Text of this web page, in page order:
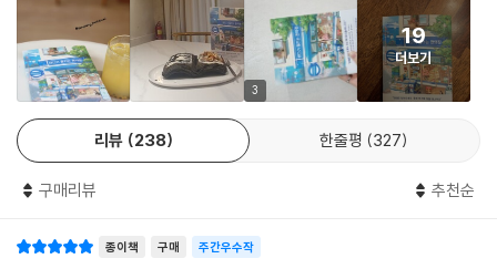
“곤란한 일은 뭐든 처리해 드립니다”
있을 것 같지만 없는, 없을 것 같지만 있는
친숙한 장소와 친근한 사람들
『바다가 들리는 편의점』의 가장 큰 매력은 이야기를 이끌어가는 인물들이
다. 마치다 소노코는 우리 주변의 인물들에게 숨을 불어넣어 생동감 넘치
은 이 작품에서도 거침없이 발휘된다. 꽃미남 시바 점장은 가장 핵심인 인
평하는 게 미안할 만큼 성실하고 올바른 태도를 지녔다.
3
19
더보기
리뷰 238 한줄평 327
구매리뷰 추천순
종이책 구매 주간우수작